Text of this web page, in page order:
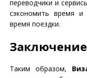
переводчики и
сэкономить время
время поездки.
Заключение
Таким образом,